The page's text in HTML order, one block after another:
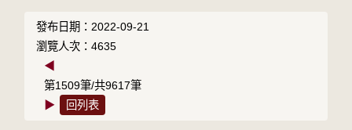
發布日期：2022-09-21
瀏覽人次：4635
◀
第1509筆/共9617筆
▶
回列表